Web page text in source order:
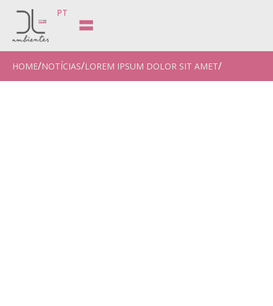
PT
HOME NOTÍCIAS LOREM IPSUM DOLOR SIT AMET